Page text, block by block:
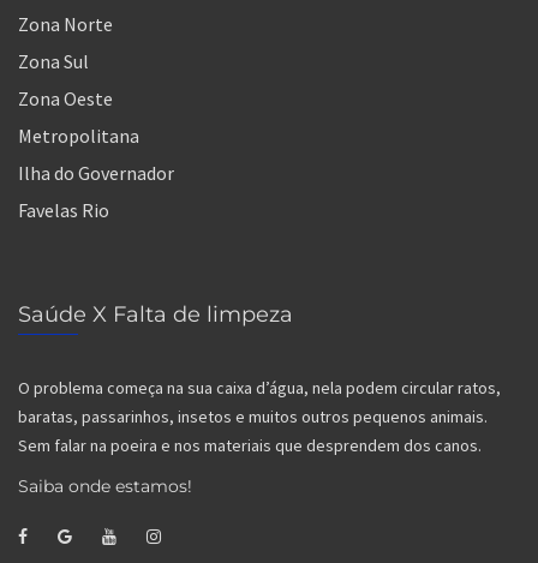
Zona Norte
Zona Sul
Zona Oeste
Metropolitana
Ilha do Governador
Favelas Rio
Saúde X Falta de limpeza
O problema começa na sua caixa d’água, nela podem circular ratos,
baratas, passarinhos, insetos e muitos outros pequenos animais.
Sem falar na poeira e nos materiais que desprendem dos canos.
Saiba onde estamos!